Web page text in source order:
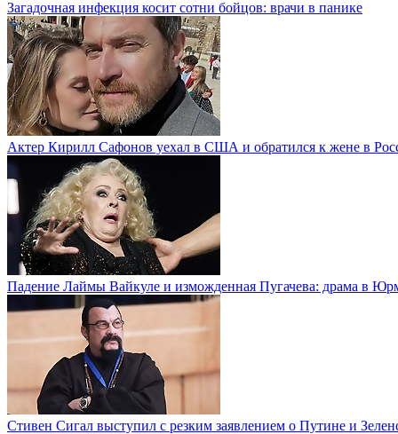
Загадочная инфекция косит сотни бойцов: врачи в панике
Актер Кирилл Сафонов уехал в США и обратился к жене в
Падение Лаймы Вайкуле и изможденная Пугачева: драма в
Стивен Сигал выступил с резким заявлением о Путине и